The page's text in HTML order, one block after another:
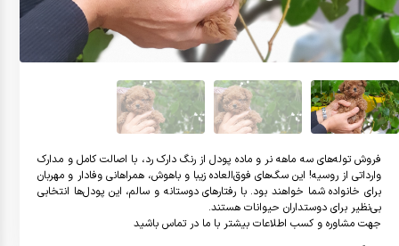
فروش توله‌های سه ماهه نر و ماده پودل از رنگ دارک رد، با اصالت کامل و مدارک
وارداتی از روسیه! این سگ‌های فوق‌العاده زیبا و باهوش، همراهانی وفادار و مهربان
برای خانواده شما خواهند بود. با رفتارهای دوستانه و سالم، این پودل‌ها انتخابی
جهت مشاوره و کسب اطلاعات بیشتر با ما در تماس باشید